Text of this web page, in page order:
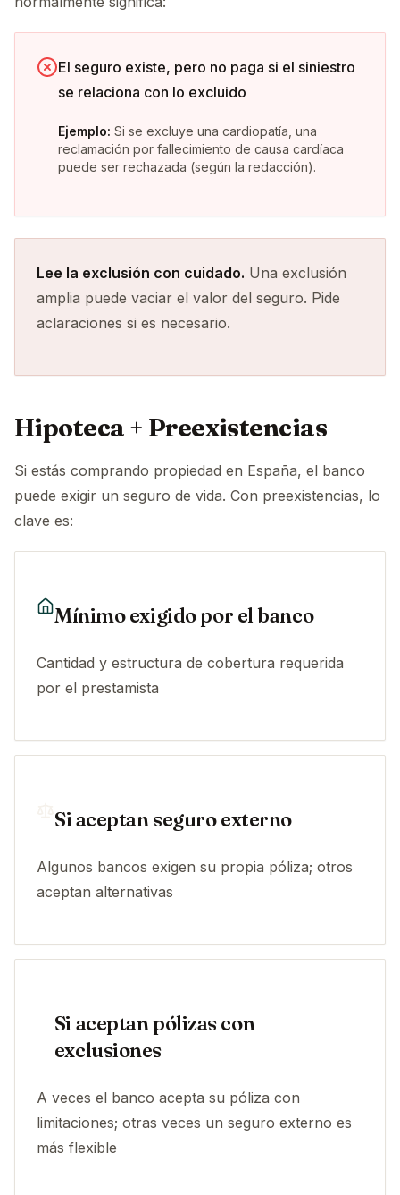
El seguro existe, pero no paga si el siniestro
se relaciona con lo excluido
Ejemplo: Si se excluye una cardiopatía, una
reclamación por fallecimiento de causa cardíaca
puede ser rechazada (según la redacción).
Lee la exclusión con cuidado. Una exclusión
amplia puede vaciar el valor del seguro. Pide
aclaraciones si es necesario.
Hipoteca + Preexistencias
Si estás comprando propiedad en España, el banco
puede exigir un seguro de vida. Con preexistencias, lo
clave es:
Mínimo exigido por el banco
Cantidad y estructura de cobertura requerida
por el prestamista
Si aceptan seguro externo
Algunos bancos exigen su propia póliza; otros
aceptan alternativas
Si aceptan pólizas con
exclusiones
A veces el banco acepta su póliza con
limitaciones; otras veces un seguro externo es
más flexible